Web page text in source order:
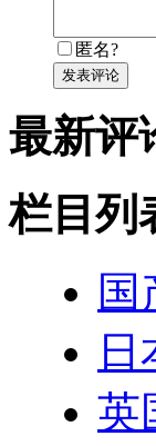
匿名?
发表评论
最新评
栏目列
国
英